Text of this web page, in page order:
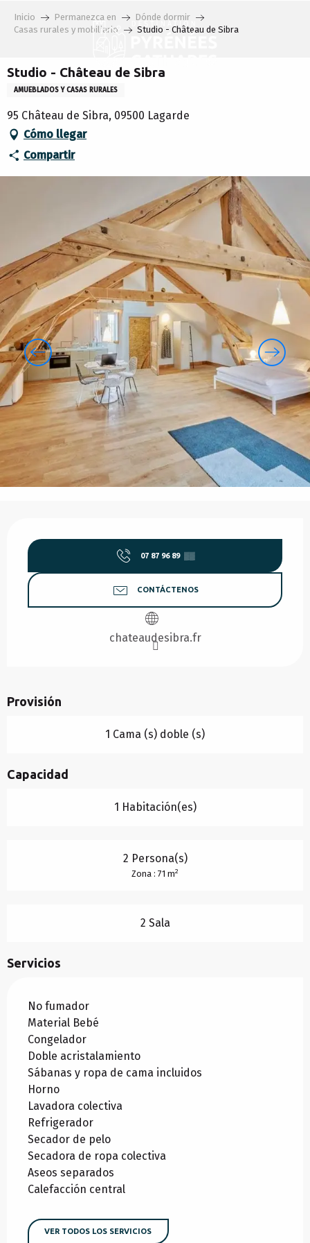
Inicio Permanezca en
Dónde dormir
Casas rurales y mobiliario
Studio - Château de Sibra
Studio - Château de Sibra
AMUEBLADOS Y CASAS RURALES
95 Château de Sibra, 09500 Lagarde
Cómo llegar
Compartir
07 87 96 89 ▒▒
CONTÁCTENOS
chateaudesibra.fr
Provisión
1 Cama (s) doble (s)
Capacidad
1 Habitación(es)
2 Persona(s)
Zona : 71 m2
2 Sala
Servicios
No fumador
Material Bebé
Congelador
Doble acristalamiento
Sábanas y ropa de cama incluidos
Horno
Lavadora colectiva
Refrigerador
Secador de pelo
Secadora de ropa colectiva
Aseos separados
Calefacción central
VER TODOS LOS SERVICIOS